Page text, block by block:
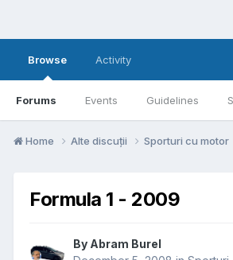
Browse
Forums Events Guidelines
Activity
Home Alte discuții Sporturi cu motor
Formula 1 - 2009
By Abram Burel